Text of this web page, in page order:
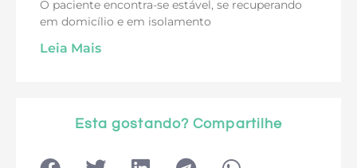
O paciente encontra-se estável, se recuperando
em domicílio e em isolamento
Leia Mais
Esta gostando? Compartilhe